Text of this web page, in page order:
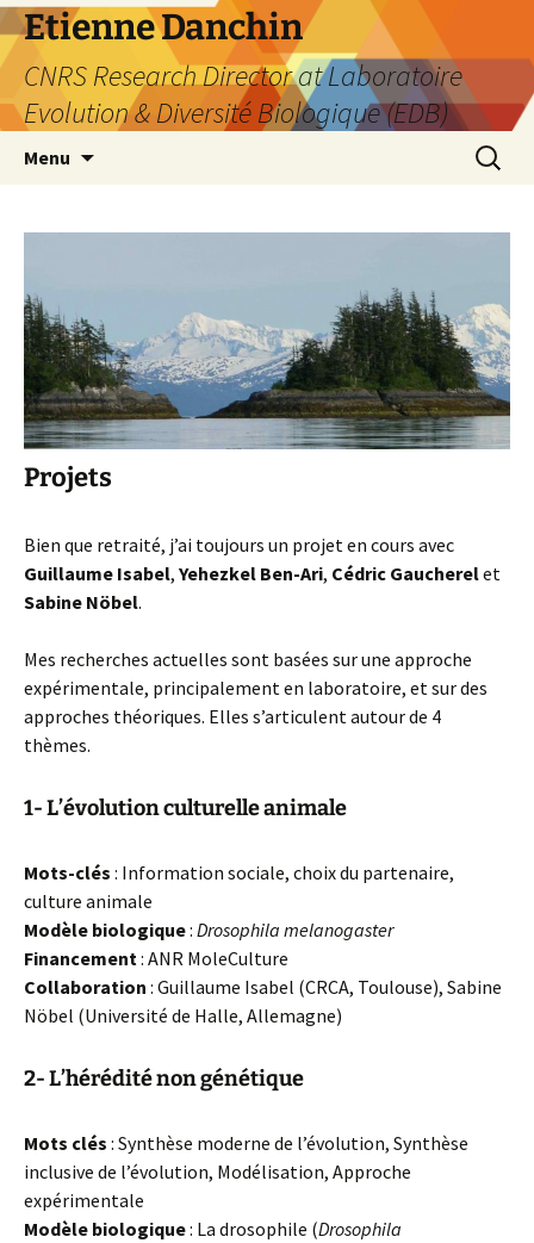
Etienne Danchin
CNRS Research Director at Laboratoire
Evolution & Diversité Biologique (EDB)
Menu
Search
for:
Projets
Bien que retraité, j’ai toujours un projet en cours avec
Guillaume Isabel, Yehezkel Ben-Ari, Cédric Gaucherelet
Sabine Nöbel.
Mes recherches actuelles sont basées sur une approche
expérimentale, principalement en laboratoire, et sur des
approches théoriques. Elles s’articulent autour de 4
thèmes.
1- L’évolution culturelle animale
Mots-clés : Information sociale, choix du partenaire,
culture animale
Modèle biologique: Drosophila melanogaster
Financement: ANR MoleCulture
Collaboration : Guillaume Isabel (CRCA, Toulouse), Sabine
Nöbel (Université de Halle, Allemagne)
2- L’hérédité non génétique
Mots clés : Synthèse moderne de l’évolution, Synthèse
inclusive de l’évolution, Modélisation, Approche
expérimentale
Modèle biologique: La drosophile (Drosophila